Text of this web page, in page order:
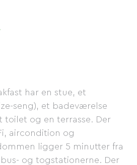
har en stue, et
seng), et badeværelse
toilet og en terrasse. Der
aircondition og
ligger 5 minutter fra
og togstationerne. Der